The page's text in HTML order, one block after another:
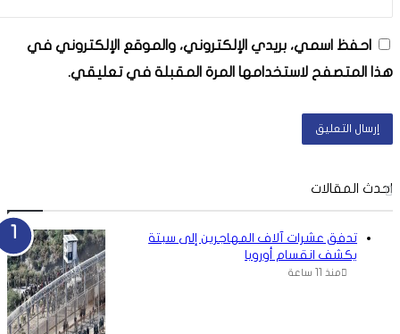
احفظ اسمي، بريدي الإلكتروني، والموقع الإلكتروني في
هذا المتصفح لاستخدامها المرة المقبلة في تعليقي.
احدث المقالات
تدفق عشرات آلاف المهاجرين إلى سبتة
يكشف انقسام أوروبا
منذ 11 ساعة